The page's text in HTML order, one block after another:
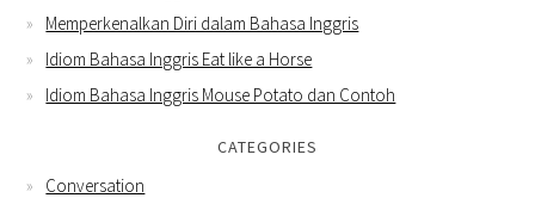
Memperkenalkan Diri dalam Bahasa Inggris
Idiom Bahasa Inggris Eat like a Horse
Idiom Bahasa Inggris Mouse Potato dan Contoh
CATEGORIES
Conversation